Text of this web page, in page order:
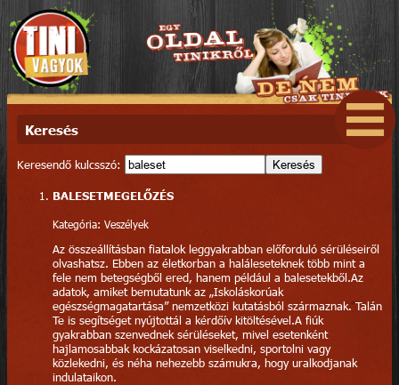
Keresés
Keresendő kulcsszó: Keresés
BALESETMEGELŐZÉS
Kategória: Veszélyek
Az összeállításban fiatalok leggyakrabban előforduló sérüléseiről
olvashatsz. Ebben az életkorban a haláleseteknek több mint a
fele nem betegségből ered, hanem például a balesetekből.Az
adatok, amiket bemutatunk az „Iskoláskorúak
egészségmagatartása” nemzetközi kutatásból származnak. Talán
Te is segítséget nyújtottál a kérdőív kitöltésével.A fiúk
gyakrabban szenvednek sérüléseket, mivel esetenként
hajlamosabbak kockázatosan viselkedni, sportolni vagy
közlekedni, és néha nehezebb számukra, hogy uralkodjanak
indulataikon.